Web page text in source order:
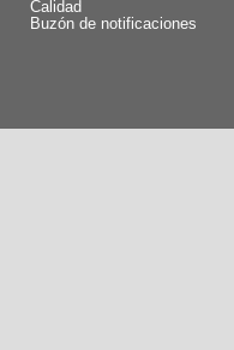
Calidad
Buzón de notificaciones